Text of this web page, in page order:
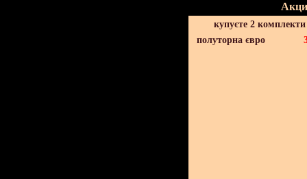
купуєте 2
полуторна євро